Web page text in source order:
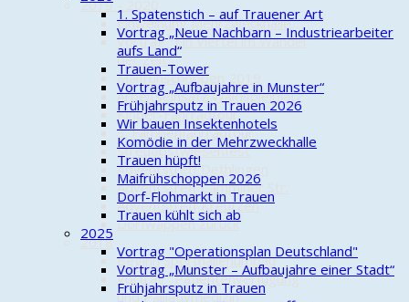
2019 - 2020
Einweihung Mehrzweckhalle
Vortrag "Ein Viertel im Wandel
der Zeit"
Maifrühschoppen 2019
Arbeitseinsatz Waldspielplatz
Kinder-Fahrradtour
3. Familienfahrradtour
Streuobstwiesenfest
Adventstreff Dethlingen
Adventstreff Camminer Str.
Adventstreff Kreutzen
Dorfwappen zurück
2018
Beginn Sporthallenumbau
Vortrag "Patientenverfügung
und Palliativmedizin"
1. Spatenstich – auf Trauener Art
Vortrag „Neue Nachbarn – Industriearbeiter
aufs Land“
Trauen-Tower
Vortrag „Aufbaujahre in Munster“
Frühjahrsputz in Trauen 2026
Wir bauen Insektenhotels
Komödie in der Mehrzweckhalle
Trauen hüpft!
Maifrühschoppen 2026
Dorf-Flohmarkt in Trauen
Trauen kühlt sich ab
2025
Vortrag "Operationsplan Deutschland"
Vortrag „Munster – Aufbaujahre einer Stadt“
Frühjahrsputz in Trauen